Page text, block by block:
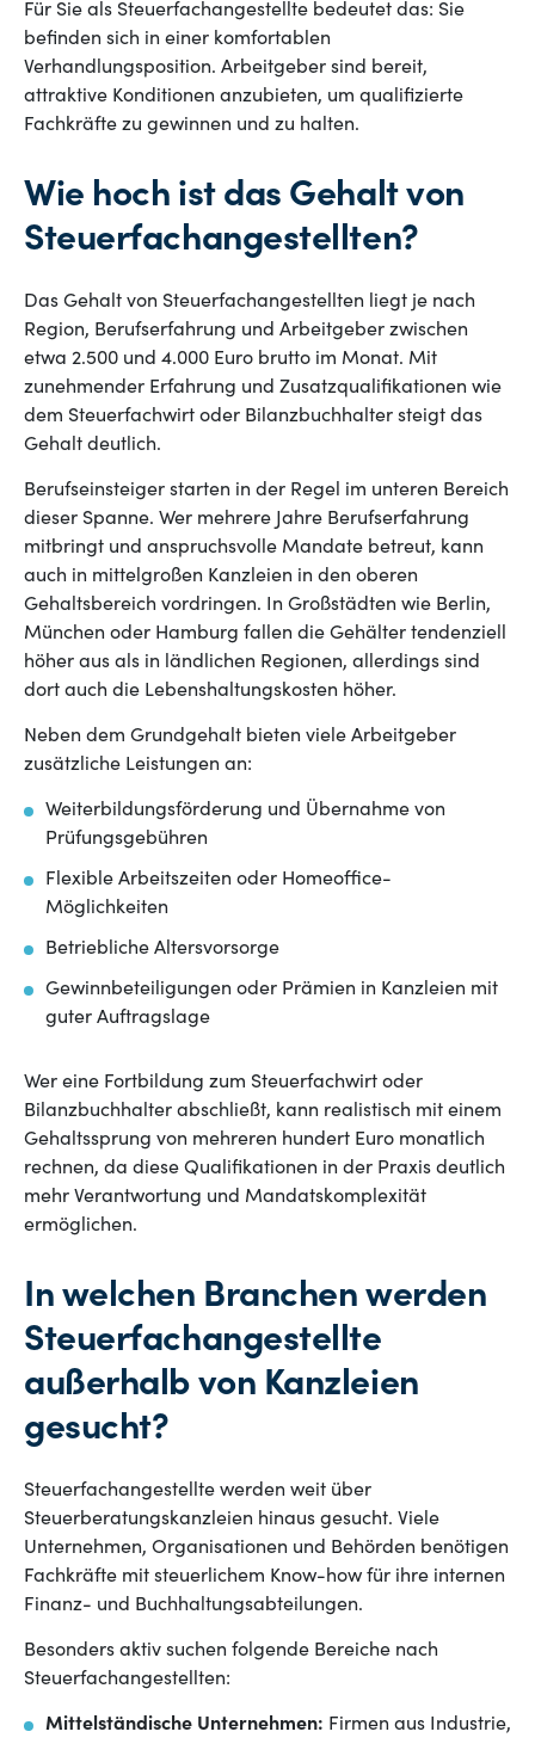
Für Sie als Steuerfachangestellte bedeutet das: Sie
befinden sich in einer komfortablen
Verhandlungsposition. Arbeitgeber sind bereit,
attraktive Konditionen anzubieten, um qualifizierte
Fachkräfte zu gewinnen und zu halten.
Wie hoch ist das Gehalt von
Steuerfachangestellten?
Das Gehalt von Steuerfachangestellten liegt je nach
Region, Berufserfahrung und Arbeitgeber zwischen
etwa 2.500 und 4.000 Euro brutto im Monat. Mit
zunehmender Erfahrung und Zusatzqualifikationen wie
dem Steuerfachwirt oder Bilanzbuchhalter steigt das
Gehalt deutlich.
Berufseinsteiger starten in der Regel im unteren Bereich
dieser Spanne. Wer mehrere Jahre Berufserfahrung
mitbringt und anspruchsvolle Mandate betreut, kann
auch in mittelgroßen Kanzleien in den oberen
Gehaltsbereich vordringen. In Großstädten wie Berlin,
München oder Hamburg fallen die Gehälter tendenziell
höher aus als in ländlichen Regionen, allerdings sind
dort auch die Lebenshaltungskosten höher.
Neben dem Grundgehalt bieten viele Arbeitgeber
zusätzliche Leistungen an:
Weiterbildungsförderung und Übernahme von
Prüfungsgebühren
Flexible Arbeitszeiten oder Homeoffice-
Möglichkeiten
Betriebliche Altersvorsorge
Gewinnbeteiligungen oder Prämien in Kanzleien mit
guter Auftragslage
Wer eine Fortbildung zum Steuerfachwirt oder
Bilanzbuchhalter abschließt, kann realistisch mit einem
Gehaltssprung von mehreren hundert Euro monatlich
rechnen, da diese Qualifikationen in der Praxis deutlich
mehr Verantwortung und Mandatskomplexität
ermöglichen.
In welchen Branchen werden
Steuerfachangestellte
außerhalb von Kanzleien
gesucht?
Steuerfachangestellte werden weit über
Steuerberatungskanzleien hinaus gesucht. Viele
Unternehmen, Organisationen und Behörden benötigen
Fachkräfte mit steuerlichem Know-how für ihre internen
Finanz- und Buchhaltungsabteilungen.
Besonders aktiv suchen folgende Bereiche nach
Steuerfachangestellten:
Mittelständische Unternehmen: Firmen aus Industrie,